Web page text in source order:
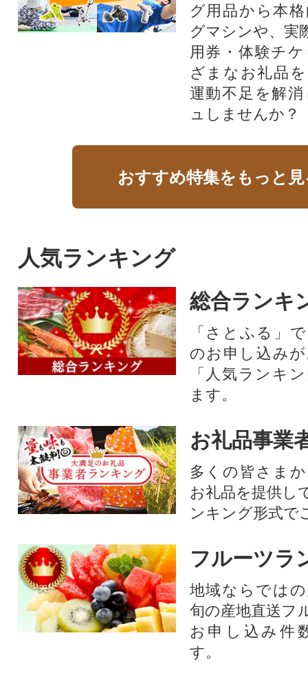
グ用品から本
グマシンや、実
用券・体験チ
ざまなお礼品
運動不足を解
ュしませんか？
おすすめ特集をもっと
人気ランキング
総合ランキ
「さとふる」
のお申し込み
「人気ランキ
ます。
お礼品事業
多くの皆さま
お礼品を提供し
ンキング形式で
フルーツラ
地域ならでは
旬の産地直送フ
お申し込み件
す。